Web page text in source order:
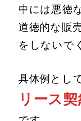
中には悪徳
道徳的な販
をしないで
具体例とし
リース